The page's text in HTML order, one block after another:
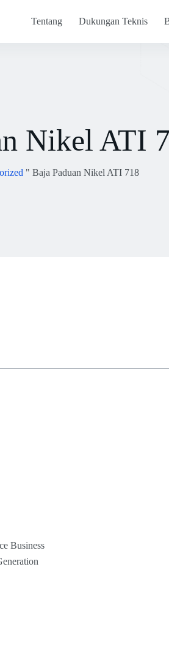
Tentang Dukungan Teknis
Nikel ATI
" Baja Paduan Nikel ATI 718
Business